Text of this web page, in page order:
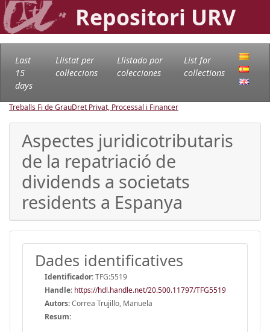
Repositori URV
Last
15
days
Llistat per
col·leccions
Llistado por
colecciones
List for
collections
Treballs Fi de GrauDret Privat, Processal i Financer
Aspectes juridicotributaris
de la repatriació de
dividends a societats
residents a Espanya
Dades identificatives
Identificador:TFG:5519
Handle: https://hdl.handle.net/20.500.11797/TFG5519
Autors:Correa Trujillo, Manuela
Resum: